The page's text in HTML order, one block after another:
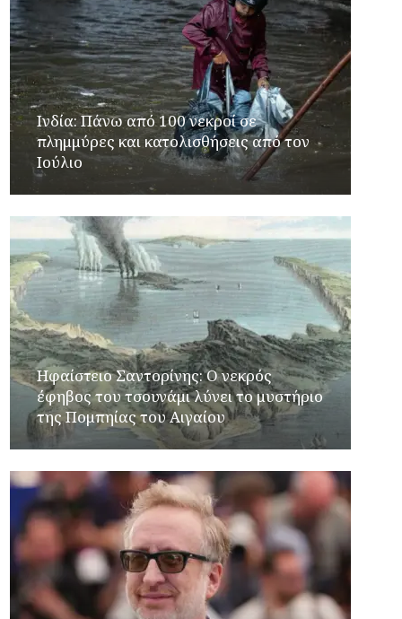
Ινδία: Πάνω από 100 νεκροί σε
πλημμύρες και κατολισθήσεις από τον
Ιούλιο
Ηφαίστειο Σαντορίνης: Ο νεκρός
έφηβος του τσουνάμι λύνει το μυστήριο
της Πομπηίας του Αιγαίου